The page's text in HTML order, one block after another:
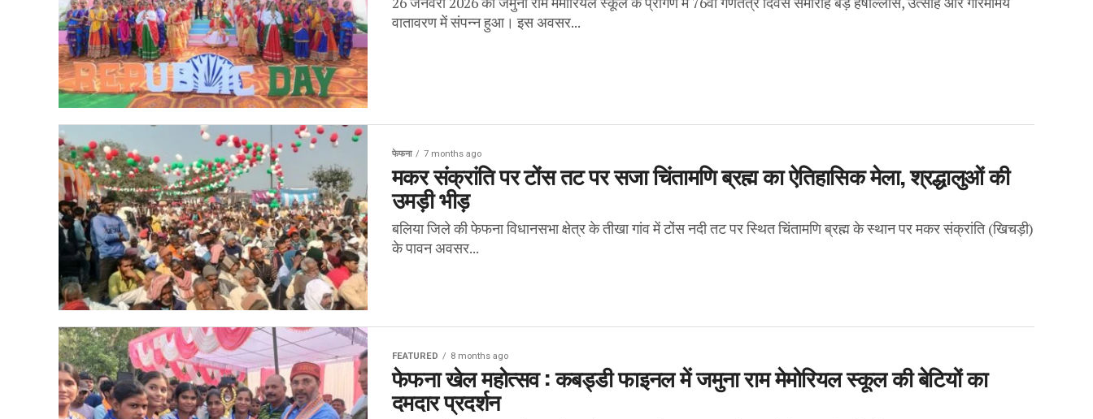
वातावरण में संपन्न हुआ। इस अवसर...
फेफना 7 months ago
मकर संक्रांति पर टोंस तट पर सजा चिंतामणि ब्रह्म का ऐतिहासिक मेला, श्रद्धालुओं की
उमड़ी भीड़
बलिया जिले की फेफना विधानसभा क्षेत्र के तीखा गांव में टोंस नदी तट पर स्थित चिंतामणि ब्रह्म के स्थान पर मकर संक्रांति (खिचड़ी)
के पावन अवसर...
FEATURED 8 months ago
फेफना खेल महोत्सव : कबड्डी फाइनल में जमुना राम मेमोरियल स्कूल की बेटियों का
दमदार प्रदर्शन